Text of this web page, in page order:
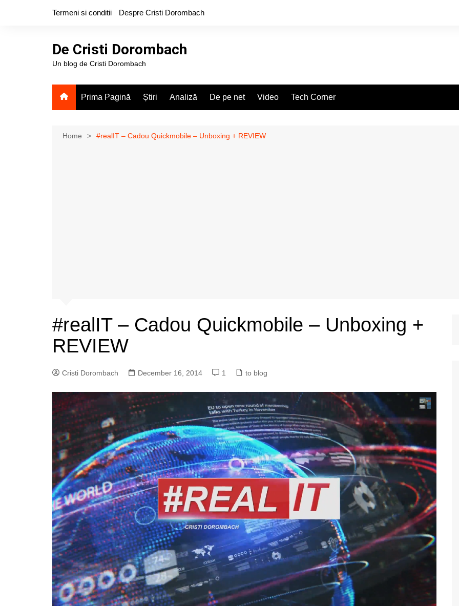
Termeni si conditii Despre Cristi Dorombach
De Cristi Dorombach
Un blog de Cristi Dorombach
Prima Pagină Știri Analiză De pe net Video Tech Corner
Home #realIT – Cadou Quickmobile – Unboxing + REVIEW
#realIT – Cadou Quickmobile – Unboxing +
REVIEW
Cristi Dorombach December 16, 2014 1 to blog